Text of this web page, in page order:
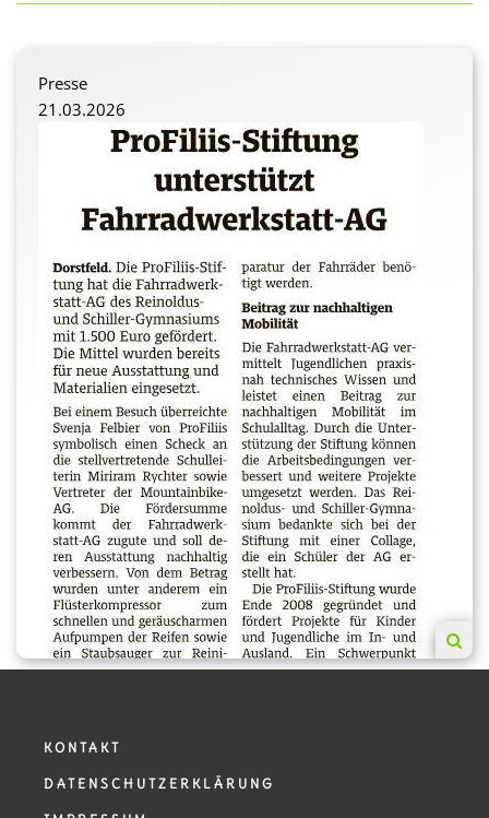
Presse
21.03.2026
KONTAKT
DATENSCHUTZERKLÄRUNG